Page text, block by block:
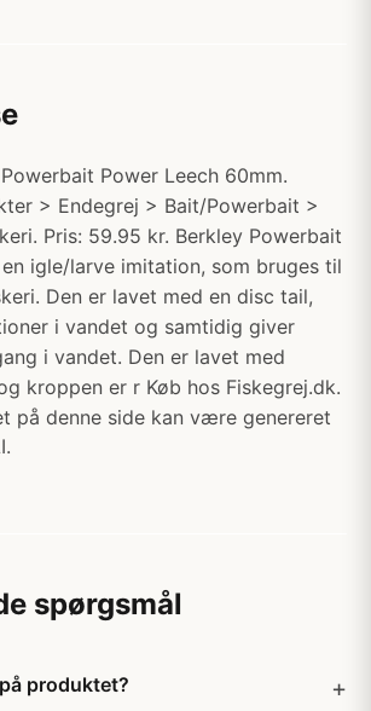
Power Leech 60mm.
> Endegrej > Bait/Powerbait >
Pris: 59.95 kr. Berkley Powerbait
igle/larve imitation, som bruges til
Den er lavet med en disc tail,
i vandet og samtidig giver
i vandet. Den er lavet med
kroppen er r Køb hos Fiskegrej.dk.
på denne side kan være genereret
spørgsmål
produktet?